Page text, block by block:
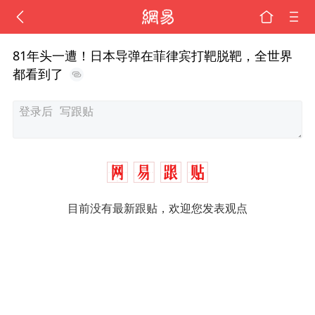
81年头一遭！日本导弹在菲律宾打靶脱靶，全世界
都看到了
目前没有最新跟贴，欢迎您发表观点